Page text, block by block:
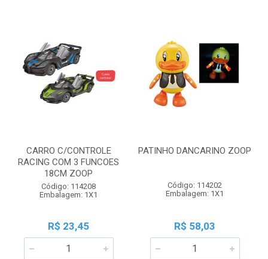
CARRO C/CONTROLE
RACING COM 3 FUNCOES
18CM ZOOP
Código: 114208
Embalagem: 1X1
R$ 23,45
PATINHO DANCARINO ZOOP
Código: 114202
Embalagem: 1X1
R$ 58,03